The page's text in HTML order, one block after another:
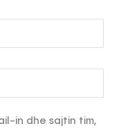
in dhe sajtin tim,